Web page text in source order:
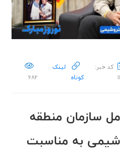
کد خبر:
لینک
کوتاه
۶۸۲
سازمان منطقه
به مناسبت